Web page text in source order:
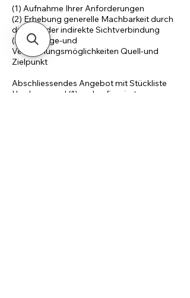
(1) Aufnahme Ihrer Anforderungen
(2) Erhebung generelle Machbarkeit durch
direkte oder indirekte Sichtverbindung
(3) Montage-und
Verkabelungsmöglichkeiten Quell-und
Zielpunkt
Abschliessendes Angebot mit Stückliste
Hardware und (1) vorkonfigurierte